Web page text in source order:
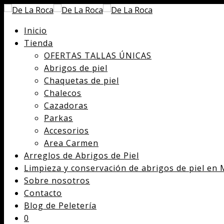
Inicio
Tienda
OFERTAS TALLAS ÚNICAS
Abrigos de piel
Chaquetas de piel
Chalecos
Cazadoras
Parkas
Accesorios
Area Carmen
Arreglos de Abrigos de Piel
Limpieza y conservación de abrigos de piel en
Sobre nosotros
Contacto
Blog de Peletería
0